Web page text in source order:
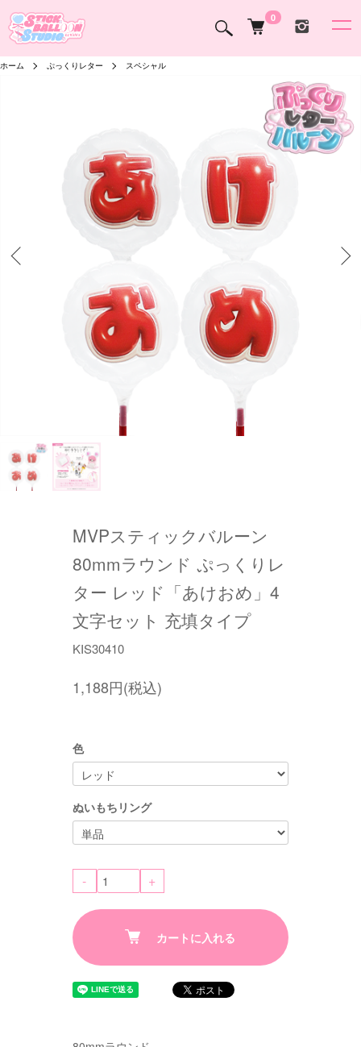
0
ホーム ぷっくりレター スペシャル
MVPスティックバルーン
80mmラウンド ぷっくりレ
ター レッド「あけおめ」4
文字セット 充填タイプ
KIS30410
1,188円(税込)
色
ぬいもちリング
- +
カートに入れる